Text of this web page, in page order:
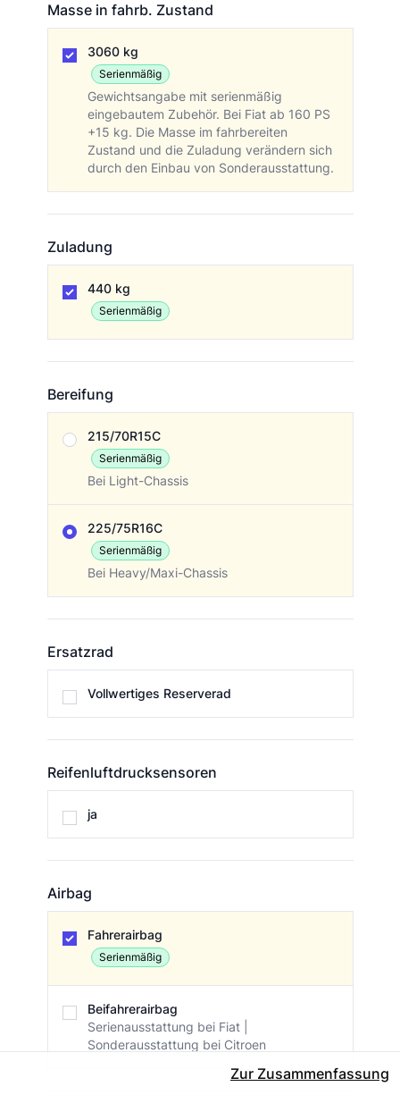
Masse in fahrb. Zustand
3060 kg
Serienmäßig
Gewichtsangabe mit serienmäßig
eingebautem Zubehör. Bei Fiat ab 160 PS
+15 kg. Die Masse im fahrbereiten
Zustand und die Zuladung verändern sich
durch den Einbau von Sonderausstattung.
Zuladung
440 kg
Serienmäßig
Bereifung
215/70R15C
Serienmäßig
Bei Light-Chassis
225/75R16C
Serienmäßig
Bei Heavy/Maxi-Chassis
Ersatzrad
Vollwertiges Reserverad
Reifenluftdrucksensoren
ja
Airbag
Fahrerairbag
Serienmäßig
Beifahrerairbag
Serienausstattung bei Fiat |
Sonderausstattung bei Citroen
Zur Zusammenfassung